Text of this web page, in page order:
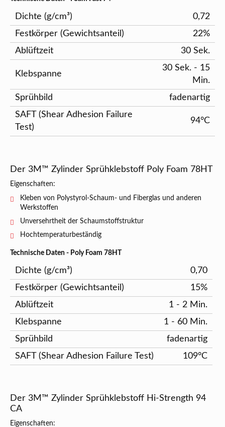
Dichte (g/cm³)
0,72
Festkörper (Gewichtsanteil)
22%
Ablüftzeit
30 Sek.
Klebspanne
30 Sek. - 15
Min.
Sprühbild
fadenartig
SAFT (Shear Adhesion Failure
Test)
94°C
Der 3M™ Zylinder Sprühklebstoff Poly Foam 78HT
Eigenschaften:
Kleben von Polystyrol-Schaum- und Fiberglas und anderen
Werkstoffen
Unversehrtheit der Schaumstoffstruktur
Hochtemperaturbeständig
Technische Daten - Poly Foam 78HT
Dichte (g/cm³)
0,70
Festkörper (Gewichtsanteil)
15%
Ablüftzeit
1 - 2 Min.
Klebspanne
1 - 60 Min.
Sprühbild
fadenartig
SAFT (Shear Adhesion Failure Test)
109°C
Der 3M™ Zylinder Sprühklebstoff Hi-Strength 94
CA
Eigenschaften: